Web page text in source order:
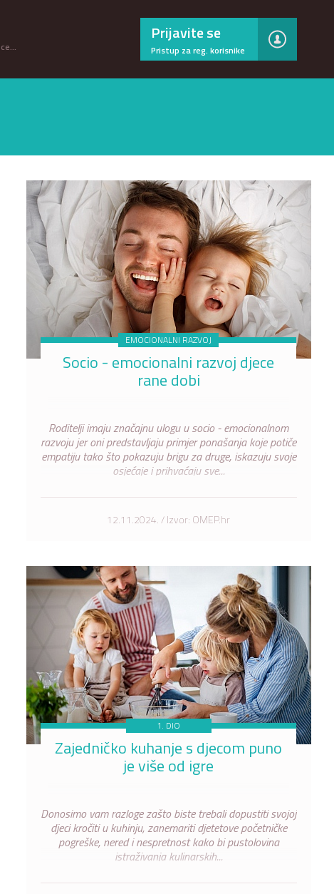
×
Prijavite se
Pristup za reg. korisnike
EMOCIONALNI RAZVOJ
Socio - emocionalni razvoj djece
rane dobi
Roditelji imaju značajnu ulogu u socio - emocionalnom
razvoju jer oni predstavljaju primjer ponašanja koje potiče
empatiju tako što pokazuju brigu za druge, iskazuju svoje
osjećaje i prihvaćaju sve...
12.11.2024. / Izvor: OMEP.hr
1. DIO
Zajedničko kuhanje s djecom puno
je više od igre
Donosimo vam razloge zašto biste trebali dopustiti svojoj
djeci kročiti u kuhinju, zanemariti djetetove početničke
pogreške, nered i nespretnost kako bi pustolovina
istraživanja kulinarskih...